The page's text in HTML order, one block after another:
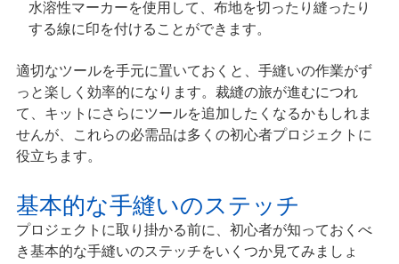
水溶性マーカーを使用して、布地を切ったり縫ったり
する線に印を付けることができます。
適切なツールを手元に置いておくと、手縫いの作業がず
っと楽しく効率的になります。裁縫の旅が進むにつれ
て、キットにさらにツールを追加したくなるかもしれま
せんが、これらの必需品は多くの初心者プロジェクトに
役立ちます。
基本的な手縫いのステッチ
プロジェクトに取り掛かる前に、初心者が知っておくべ
き基本的な手縫いのステッチをいくつか見てみましょ